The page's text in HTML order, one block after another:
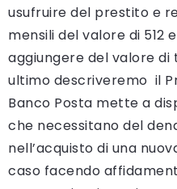
usufruire del prestito e
mensili del valore di 512
aggiungere del valore di
ultimo descriveremo il
Banco Posta mette a
che necessitano del
nell’acquisto di una
caso facendo